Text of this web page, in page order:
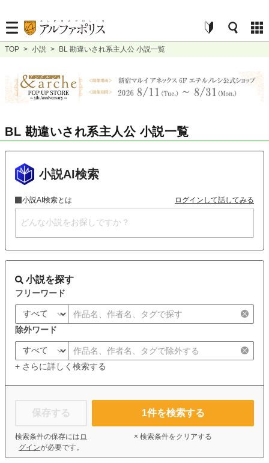
TOP > 小説 > BL 勘違いされ系主人公 小説一覧
BL 勘違いされ系主人公 小説一覧
小説AI検索
小説AI検索とは ログインして話してみる
小説を探す
フリーワード
除外ワード
+ さらに詳しく検索する
保存する
検索条件の保存には ロ
グインが必要です。
1件を検索する
× 検索条件をクリアする